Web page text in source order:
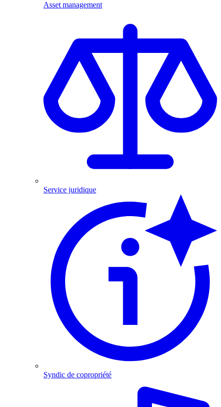
Asset management
Service juridique
Syndic de copropriété